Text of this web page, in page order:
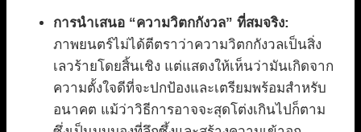
การนำเสนอ “ความวิตกกังวล” ที่สมจริง:
ภาพยนตร์ไม่ได้ตีตราว่าความวิตกกังวลเป็นสิ่ง
เลวร้ายโดยสิ้นเชิง แต่แสดงให้เห็นว่ามันเกิดจาก
ความตั้งใจดีที่จะปกป้องและเตรียมพร้อมสำหรับ
อนาคต แม้ว่าวิธีการอาจจะสุดโต่งเกินไปก็ตาม